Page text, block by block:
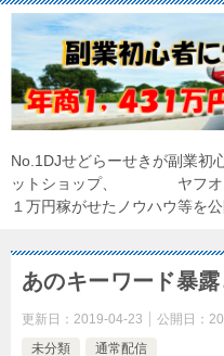
No.1DJせどらーせきが副業初
ットショップ、 ヤフオク
１万円稼がせたノウハウ等を
あのキーワード暴露
更新日： 2019-04-23 公開日：
未分類
通常配信